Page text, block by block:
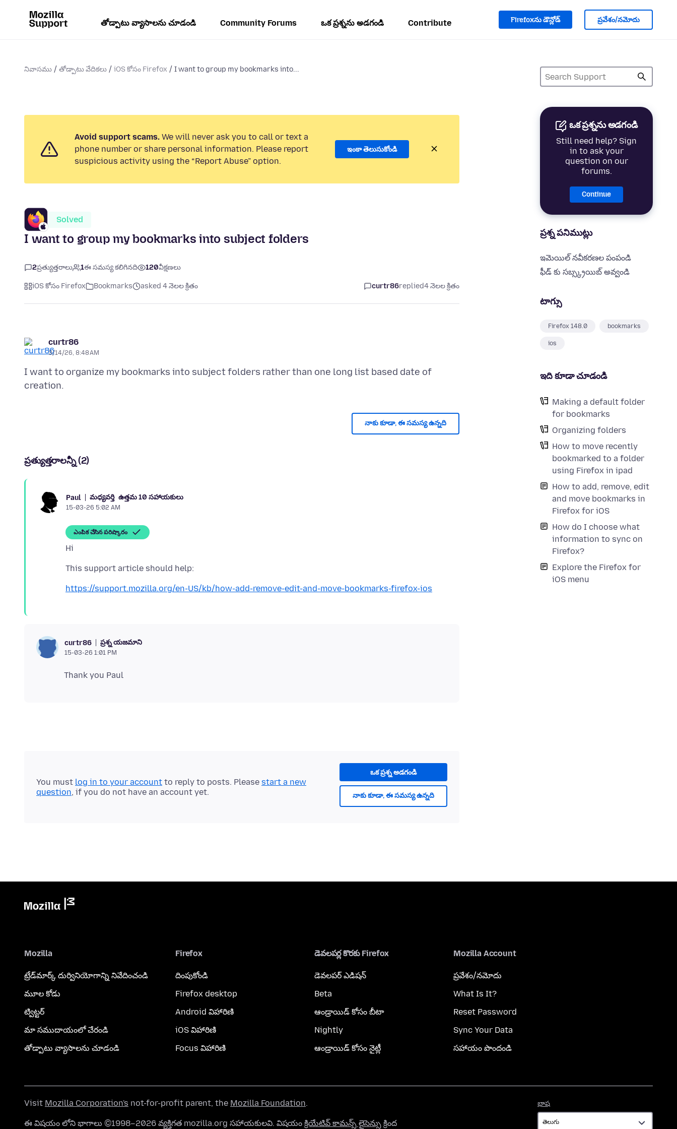
తోడ్పాటు వ్యాసాలను చూడండి Community Forums ఒక ప్రశ్నను అడగండి Contribute Firefoxను డౌన్లోడ్ ప్రవేశం/నమోదు
నివాసము తోడ్పాటు వేదికలు iOS కోసం Firefox I want to group my bookmarks into...
ఒక ప్రశ్నను అడగండి
Still need help? Sign
in to ask your
question on our
forums.
Continue
ప్రశ్న పనిముట్లు
ఇమెయిల్ నవీకరణల పంపండి
ఫీడ్ కు సబ్స్క్రయిబ్ అవ్వండి
టాగ్సు
Firefox 148.0 bookmarks
ios
ఇది కూడా చూడండి
Making a default folder
for bookmarks
Organizing folders
How to move recently
bookmarked to a folder
using Firefox in ipad
How to add, remove, edit
and move bookmarks in
Firefox for iOS
How do I choose what
information to sync on
Firefox?
Explore the Firefox for
iOS menu
Avoid support scams. We will never ask you to call or text a
phone number or share personal information. Please report
suspicious activity using the “Report Abuse” option.
ఇంకా తెలుసుకోండి
Solved
I want to group my bookmarks into subject folders
2ప్రత్యుత్తరాలు 1ఈ సమస్య కలిగినది 120వీక్షణలు
iOS కోసం Firefox Bookmarks asked 4 నెలల క్రితం curtr86replied4 నెలల క్రితం
curtr86
3/14/26, 8:48 AM
I want to organize my bookmarks into subject folders rather than one long list based date of
నాకు కూడా, ఈ సమస్య ఉన్నది
ప్రత్యుత్తరాలన్నీ (2)
Paul మధ్యవర్తి ఉత్తమ 10 సహాయకులు
15-03-26 5:02 AM
ఎంపిక చేసిన పరిష్కారం
https://support.mozilla.org/en-US/kb/how-add-remove-edit-and-move-bookmarks-firefox-ios
curtr86 ప్రశ్న యజమాని
15-03-26 1:01 PM
ఒక ప్రశ్న అడగండి
నాకు కూడా, ఈ సమస్య ఉన్నది
You must log in to your account to reply to posts. Please start a new
question, if you do not have an account yet.
Mozilla
ట్రేడ్‌మార్క్ దుర్వినియోగాన్ని నివేదించండి
మూల కోడు
ట్విట్టర్
మా సముదాయంలో చేరండి
తోడ్పాటు వ్యాసాలను చూడండి
Firefox
దింపుకోండి
Firefox desktop
Android విహారిణి
iOS విహారిణి
Focus విహారిణి
డెవలపర్ల కొరకు Firefox
డెవలపర్ ఎడిషన్
Beta
ఆండ్రాయిడ్ కోసం బీటా
Nightly
ఆండ్రాయిడ్ కోసం నైట్లీ
Mozilla Account
ప్రవేశం/నమోదు
What Is It?
Reset Password
Sync Your Data
సహాయం పొందండి
భాష
Visit Mozilla Corporation's not-for-profit parent, the Mozilla Foundation.
ఈ విషయం లోని భాగాలు ©1998–2026 వ్యక్తిగత mozilla.org సహాయకులవి. విషయం క్రియేటివ్ కామన్స్ లైసెన్సు క్రింద